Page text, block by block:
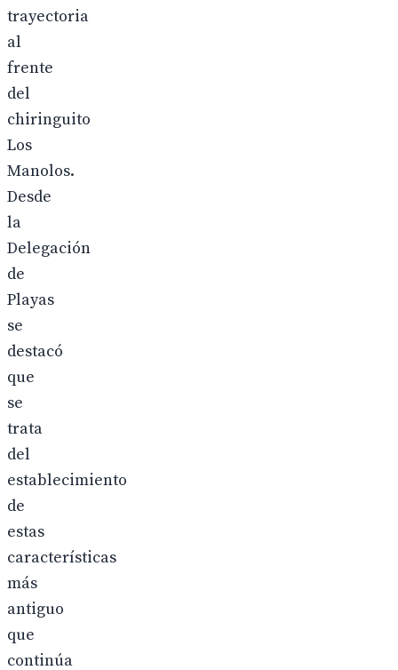
trayectoria
al
frente
del
chiringuito
Los
Manolos.
Desde
la
Delegación
de
Playas
se
destacó
que
se
trata
del
establecimiento
de
estas
características
más
antiguo
que
continúa